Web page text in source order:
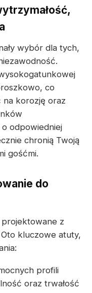
wybór dla tych,
co
na korozję oraz
odpowiedniej
chronią Twoją
gośćmi.
do
z
kluczowe atuty,
profili
oraz trwałość